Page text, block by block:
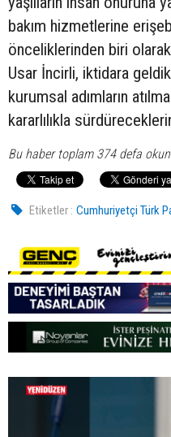
bakım hizmetlerine
önceliklerinden biri
Usar İncirli, iktidara
kurumsal adımların
kararlılıkla
Bu haber toplam 374 defa
Etiketler : Cumhuriyetçi Türk